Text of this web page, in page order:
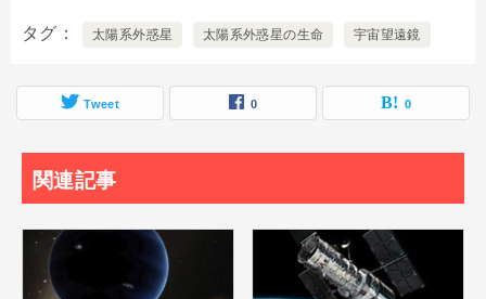
タグ 太陽系外惑星 太陽系外惑星の生命 宇宙望遠鏡
Tweet 0 0
関連記事